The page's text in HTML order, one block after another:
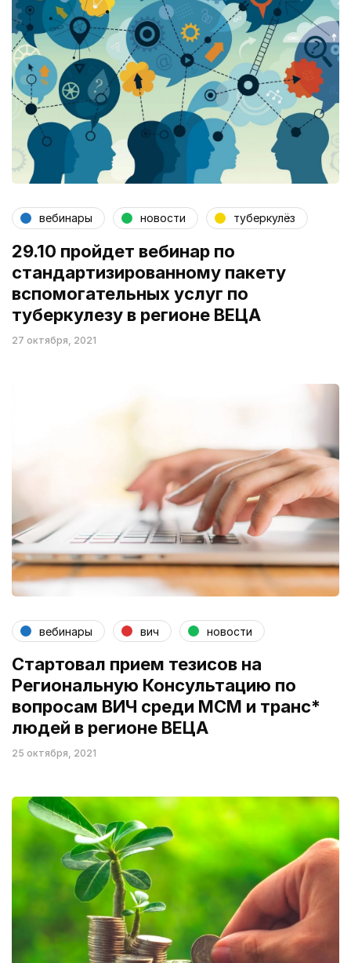
вебинары новости туберкулёз
29.10 пройдет вебинар по
стандартизированному пакету
вспомогательных услуг по
туберкулезу в регионе ВЕЦА
27 октября, 2021
вебинары вич новости
Стартовал прием тезисов на
Региональную Консультацию по
вопросам ВИЧ среди МСМ и транс*
людей в регионе ВЕЦА
25 октября, 2021